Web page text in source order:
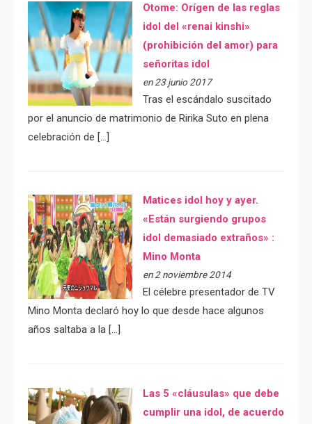
Otome: Orígen de las reglas
idol del «renai kinshi»
(prohibición del amor) para
señoritas idol
en 23 junio 2017
Tras el escándalo suscitado
por el anuncio de matrimonio de Ririka Suto en plena
celebración de […]
Matices idol hoy y ayer.
«Están surgiendo grupos
idol demasiado extraños» :
Mino Monta
en 2 noviembre 2014
El célebre presentador de TV
Mino Monta declaró hoy lo que desde hace algunos
años saltaba a la […]
Las 5 «cláusulas» que debe
cumplir una idol, de acuerdo